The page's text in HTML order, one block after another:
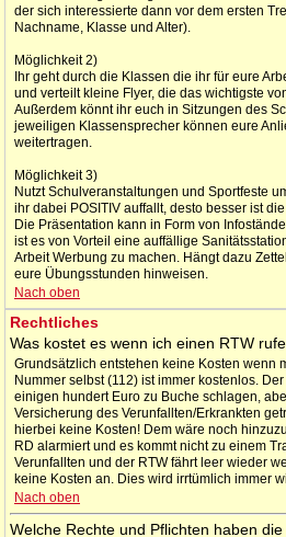
der sich interessierte dann vor dem ersten
Nachname, Klasse und Alter).
Möglichkeit 2)
Ihr geht durch die Klassen die ihr für eure
und verteilt kleine Flyer, die das wichtigste
Außerdem könnt ihr euch in Sitzungen des
jeweiligen Klassensprecher können eure
weitertragen.
Möglichkeit 3)
Nutzt Schulveranstaltungen und Sportfeste
ihr dabei POSITIV auffallt, desto besser ist
Die Präsentation kann in Form von
ist es von Vorteil eine auffällige
Arbeit Werbung zu machen. Hängt dazu
eure Übungsstunden hinweisen.
Nach oben
Rechtliches
Was kostet es wenn ich einen RTW
Grundsätzlich entstehen keine Kosten wenn
Nummer selbst (112) ist immer kostenlos.
einigen hundert Euro zu Buche schlagen,
Versicherung des Verunfallten/Erkrankten
hierbei keine Kosten! Dem wäre noch
RD alarmiert und es kommt nicht zu einem
Verunfallten und der RTW fährt leer wieder
keine Kosten an. Dies wird irrtümlich immer
Nach oben
Welche Rechte und Pflichten haben die